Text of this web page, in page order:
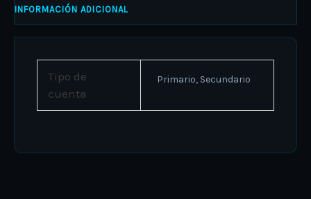
INFORMACIÓN ADICIONAL
Tipo de
cuenta
Primario, Secundario